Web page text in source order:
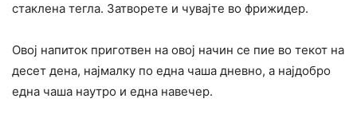
стаклена тегла. Затворете и чувајте во фрижидер.
Овој напиток приготвен на овој начин се пие во текот на
десет дена, најмалку по една чаша дневно, а најдобро
една чаша наутро и една навечер.